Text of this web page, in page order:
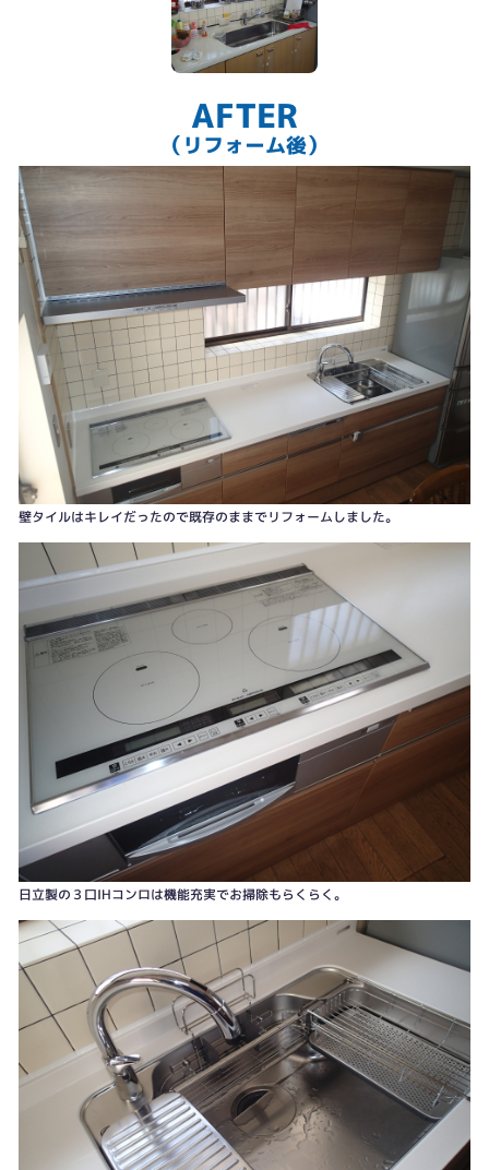
AFTER
（リフォーム後）
壁タイルはキレイだったので既存のままでリフォームしました。
日立製の３口IHコンロは機能充実でお掃除もらくらく。
Wサポートシンクは立体的にシンクを利用できて調理も後片つけも効率アッ
プ。ハンズフリー水栓は手をかざすだけで吐水、止水ができるスグレモノ。